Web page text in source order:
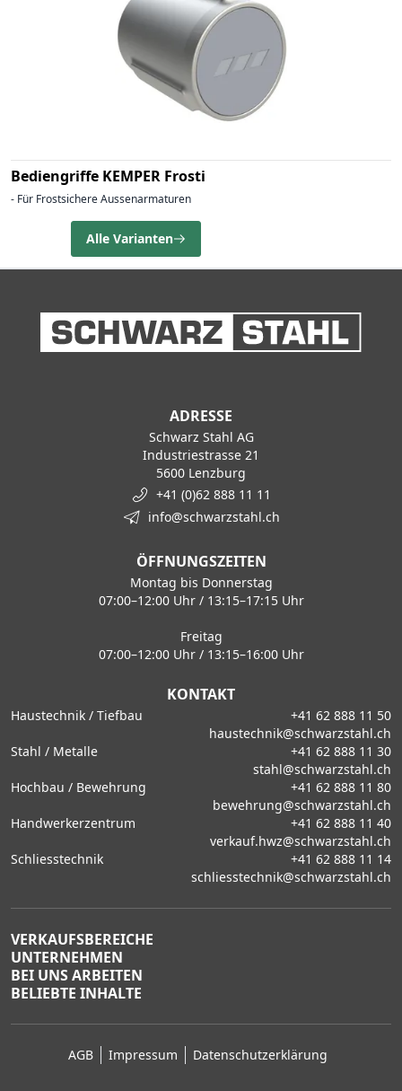
Bediengriffe KEMPER Frosti
- Für Frostsichere Aussenarmaturen
Alle Varianten
ADRESSE
Schwarz Stahl AG
Industriestrasse 21
5600 Lenzburg
+41 (0)62 888 11 11
info@schwarzstahl.ch
ÖFFNUNGSZEITEN
Montag bis Donnerstag
07:00–12:00 Uhr / 13:15–17:15 Uhr
Freitag
07:00–12:00 Uhr / 13:15–16:00 Uhr
KONTAKT
Haustechnik / Tiefbau
+41 62 888 11 50
haustechnik@schwarzstahl.ch
Stahl / Metalle
+41 62 888 11 30
stahl@schwarzstahl.ch
Hochbau / Bewehrung
+41 62 888 11 80
bewehrung@schwarzstahl.ch
Handwerkerzentrum
+41 62 888 11 40
verkauf.hwz@schwarzstahl.ch
Schliesstechnik
+41 62 888 11 14
schliesstechnik@schwarzstahl.ch
VERKAUFSBEREICHE
UNTERNEHMEN
BEI UNS ARBEITEN
BELIEBTE INHALTE
AGB Impressum Datenschutzerklärung